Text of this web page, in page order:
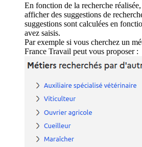
En fonction de la recherche
afficher des suggestions de
suggestions sont calculées en
avez saisis.
Par exemple si vous cherchez un
France Travail peut vous proposer :